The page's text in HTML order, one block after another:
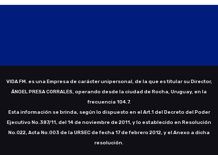
VIDA FM. es una Empresa de carácter unipersonal, de la que es titular su Director,
ÁNGEL PRESA CORRALES, operando desde la ciudad de Rocha, Uruguay, en la
frecuencia 104.7.
Esta información se brinda, según lo dispuesto en el Art.1 del Decreto del Poder
Ejecutivo No.387/11, del 14 de noviembre de 2011, y lo establecido en Resolución
No.022, Acta No.003 de la URSEC de fecha 17 de febrero 2012, y el Anexo a dicha
resolución.